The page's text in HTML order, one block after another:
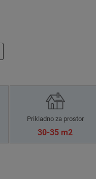
Prikladno za prostor
30-35 m2